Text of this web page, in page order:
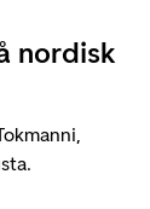
nordisk